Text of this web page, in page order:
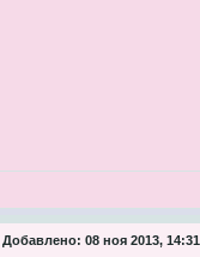
Добавлено: 08 ноя 2013, 14:31